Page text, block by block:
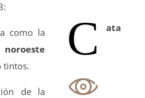
como la
noroeste
tintos.
de la
C ata